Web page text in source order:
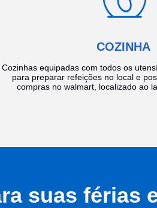
COZINHA
Cozinhas equipadas com todos os
para preparar refeições no local e
compras no walmart, localizado ao
suas férias